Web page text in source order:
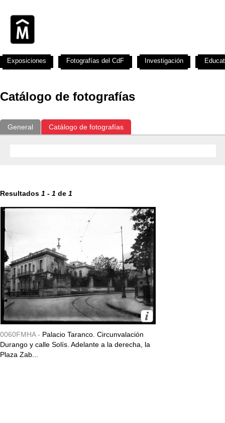
Catálogo de fotografías
General Catálogo de fotografías
Resultados 1 - 1 de 1
0060FMHA - Palacio Taranco. Circunvalación
Durango y calle Solís. Adelante a la derecha, la
Plaza Zab...
Exposiciones Fotografías del CdF Investigación